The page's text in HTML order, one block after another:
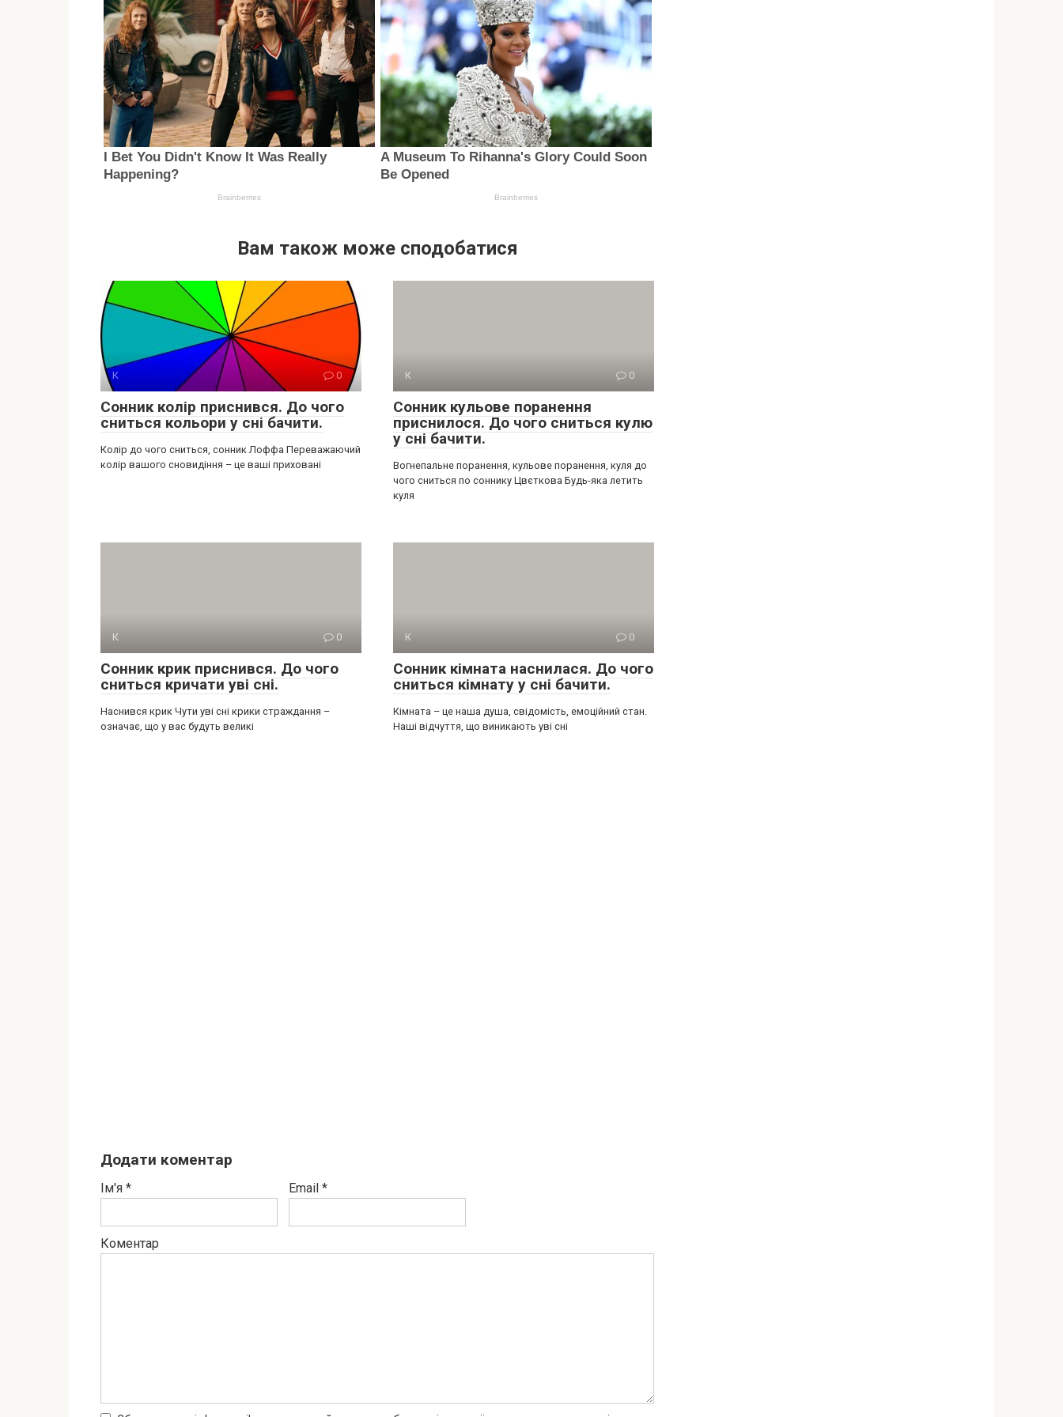
Вам також може сподобатися
К 0
Сонник колір приснився. До чого
сниться кольори у сні бачити.
Колір до чого сниться, сонник Лоффа Переважаючий
колір вашого сновидіння – це ваші приховані
К 0
Сонник кульове поранення
приснилося. До чого сниться кулю
у сні бачити.
Вогнепальне поранення, кульове поранення, куля до
чого сниться по соннику Цвєткова Будь-яка летить
куля
К 0
Сонник крик приснився. До чого
сниться кричати уві сні.
Наснився крик Чути уві сні крики страждання –
означає, що у вас будуть великі
К 0
Сонник кімната наснилася. До чого
сниться кімнату у сні бачити.
Кімната – це наша душа, свідомість, емоційний стан.
Наші відчуття, що виникають уві сні
Додати коментар
Ім'я * Email *
Коментар